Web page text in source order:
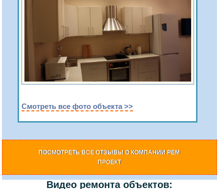
Смотреть все фото объекта >>
ПОСМОТРЕТЬ ВСЕ ОТЗЫВЫ О КОМПАНИИ РЕМ
ПРОЕКТ
Видео ремонта объектов: